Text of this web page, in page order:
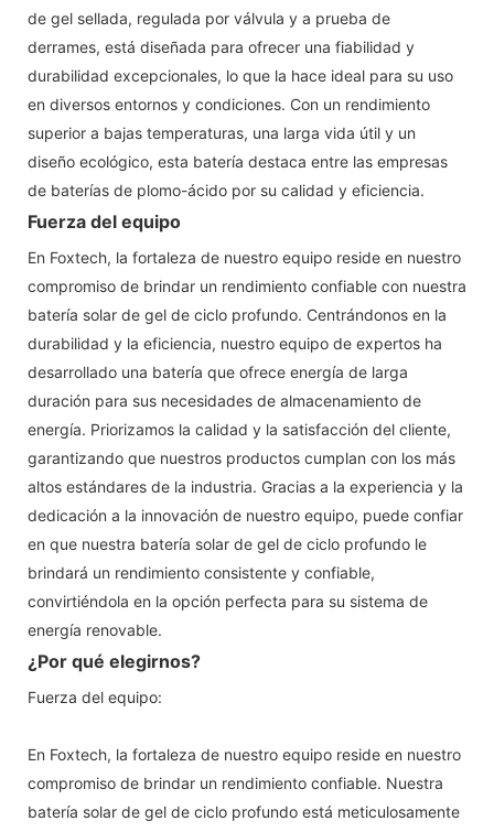
de gel sellada, regulada por válvula y a prueba de
derrames, está diseñada para ofrecer una fiabilidad y
durabilidad excepcionales, lo que la hace ideal para su uso
en diversos entornos y condiciones. Con un rendimiento
superior a bajas temperaturas, una larga vida útil y un
diseño ecológico, esta batería destaca entre las empresas
de baterías de plomo-ácido por su calidad y eficiencia.
Fuerza del equipo
En Foxtech, la fortaleza de nuestro equipo reside en nuestro
compromiso de brindar un rendimiento confiable con nuestra
batería solar de gel de ciclo profundo. Centrándonos en la
durabilidad y la eficiencia, nuestro equipo de expertos ha
desarrollado una batería que ofrece energía de larga
duración para sus necesidades de almacenamiento de
energía. Priorizamos la calidad y la satisfacción del cliente,
garantizando que nuestros productos cumplan con los más
altos estándares de la industria. Gracias a la experiencia y la
dedicación a la innovación de nuestro equipo, puede confiar
en que nuestra batería solar de gel de ciclo profundo le
brindará un rendimiento consistente y confiable,
convirtiéndola en la opción perfecta para su sistema de
energía renovable.
¿Por qué elegirnos?
Fuerza del equipo:
En Foxtech, la fortaleza de nuestro equipo reside en nuestro
compromiso de brindar un rendimiento confiable. Nuestra
batería solar de gel de ciclo profundo está meticulosamente